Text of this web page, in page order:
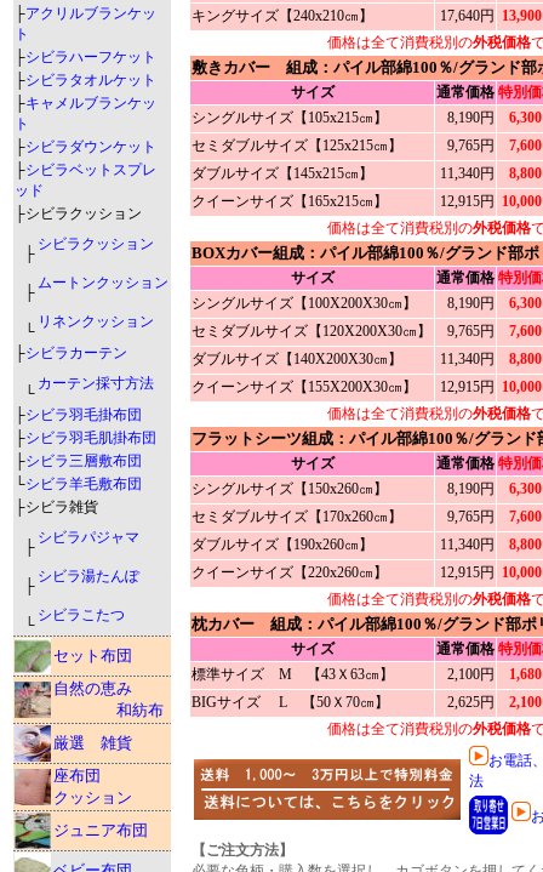
├アクリルブランケッ
ト
├シビラハーフケット
├シビラタオルケット
├キャメルブランケッ
ト
├シビラダウンケット
├シビラベットスプレ
ッド
├シビラクッション
├
シビラクッション
├
ムートンクッション
└
リネンクッション
├シビラカーテン
└
カーテン採寸方法
├シビラ羽毛掛布団
├シビラ羽毛肌掛布団
├シビラ三層敷布団
└シビラ羊毛敷布団
├シビラ雑貨
├
シビラパジャマ
├
シビラ湯たんぽ
└
シビラこたつ
セット布団
自然の恵み
和紡布
厳選 雑貨
座布団
クッション
ジュニア布団
キングサイズ【240x210㎝】
17,640円
価格は全て消費税別の外税価格
敷きカバー 組成：パイル部綿100％/グランド
サイズ 通常価格 特別
シングルサイズ【105x215㎝】
8,190円
セミダブルサイズ【125x215㎝】
9,765円
ダブルサイズ【145x215㎝】
11,340円
クイーンサイズ【165x215㎝】
12,915円
価格は全て消費税別の外税価格
BOXカバー組成：パイル部綿100％/グランド部
サイズ 通常価格 特別
シングルサイズ【100X200X30㎝】
8,190円
セミダブルサイズ【120X200X30㎝】
9,765円
ダブルサイズ【140X200X30㎝】
11,340円
クイーンサイズ【155X200X30㎝】
12,915円
価格は全て消費税別の外税価格
フラットシーツ組成：パイル部綿100％/グラン
サイズ 通常価格 特別
シングルサイズ【150x260㎝】
8,190円
セミダブルサイズ【170x260㎝】
9,765円
ダブルサイズ【190x260㎝】
11,340円
クイーンサイズ【220x260㎝】
12,915円
価格は全て消費税別の外税価格
枕カバー 組成：パイル部綿100％/グランド部ポ
サイズ 通常価格 特別
標準サイズ M 【43Ｘ63㎝】
2,100円
BIGサイズ L 【50Ｘ70㎝】
2,625円
価格は全て消費税別の外税価格
お電話
法
【ご注文方法】